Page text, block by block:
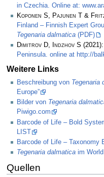
in Czechia. Online at:
Koponen S, Pajunen T &
Finland – Finnish Expert
Tegenaria dalmatica (PDF)
Dimitrov D, Indzhov S (2021):
Peninsula. online at http://
Weitere Links
Beschreibung von Tegenaria
Europe”
Bilder von Tegenaria
Piwigo.com
Barcode of Life – Bold
LIST
Barcode of Life – Taxonomy
Tegenaria dalmatica im
Quellen